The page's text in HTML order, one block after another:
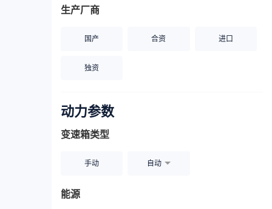
生产厂商
国产 合资 进口
独资
动力参数
变速箱类型
手动 自动
能源